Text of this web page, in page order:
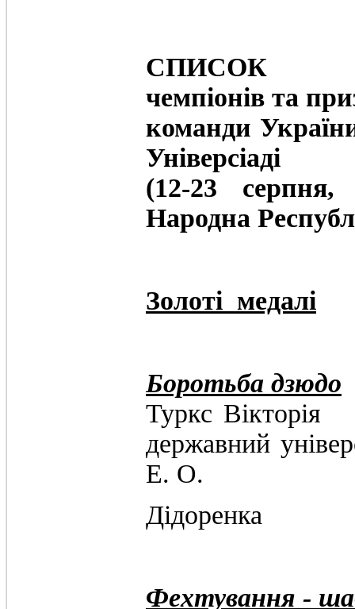
СПИСОК
чемпіонів та
команди
Універсіаді
(12-23
Народна
Золоті медалі
Боротьба дзюдо
Туркс
державний
Е. О.
Дідоренка
Фехтування -